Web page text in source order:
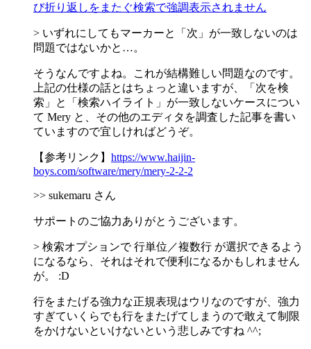
び折り返しをまたぐ検索で強調表示されません
> いずれにしてもマーカーと「次」が一致しないのは
問題ではないかと…。
そうなんですよね。これが結構難しい問題なのです。
上記の仕様の話とはちょっと違いますが、「次を検
索」と「検索ハイライト」が一致しないケースについ
て Mery と、その他のエディタを調査した記事を書い
ていますので宜しければどうぞ。
【参考リンク】 https://www.haijin-
boys.com/software/mery/mery-2-2-2
>> sukemaru さん
サポートのご協力ありがとうございます。
> 検索オプションで 行単位／複数行 が選択できるよう
になるなら、それはそれで便利になるかもしれません
が。 :D
行をまたげる強力な正規表現はウリなのですが、強力
すぎていくらでも行をまたげてしまうので敢えて制限
をかけないといけないという悲しみですね ^^;